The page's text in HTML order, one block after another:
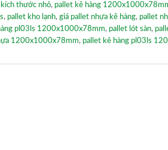
thước nhỏ, pallet kê hàng
, pallet kho lạnh, giá pallet nhựa kê hàng, pallet
pl03ls 1200x1000x78mm, pallet lót sàn,
1200x1000x78mm, pallet kê hàng pl03ls